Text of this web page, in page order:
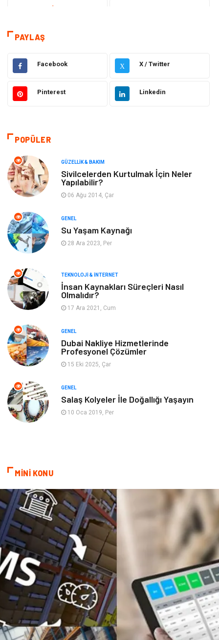
Eğitim & Kariyer
Gündem Hukuk
Moda Sağlıklı Yaşam
Bilgisayar & Yazılım
Makine
Giyim
Yeme & İçme
Keyif & Hobi Organizasyon
Gayrimenkul Spor
Finans& Ekonomi Anne & Çocuk
Genel Kültür
Ev İşleri
Mobilya
Astroloji
Çadır Yazı Tahtaları
Pet Malzemeleri
PAYLAŞ
Facebook X X / Twitter
Pinterest Linkedin
POPÜLER
GÜZELLIK & BAKIM
Sivilcelerden Kurtulmak İçin Neler
Yapılabilir?
06 Ağu 2014, Çar
GENEL
Su Yaşam Kaynağı
28 Ara 2023, Per
TEKNOLOJI & İNTERNET
İnsan Kaynakları Süreçleri Nasıl
Olmalıdır?
17 Ara 2021, Cum
GENEL
Dubai Nakliye Hizmetlerinde
Profesyonel Çözümler
15 Eki 2025, Çar
GENEL
Salaş Kolyeler İle Doğallığı Yaşayın
10 Oca 2019, Per
MİNİ KONU